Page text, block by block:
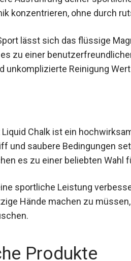
Schweiß an deinen
konzentrieren, ohne
lässt sich das flüssige
unkomplizierte Reinigung Wert
Liquid Chalk ist ein
machen es zu einer
Hände machen zu